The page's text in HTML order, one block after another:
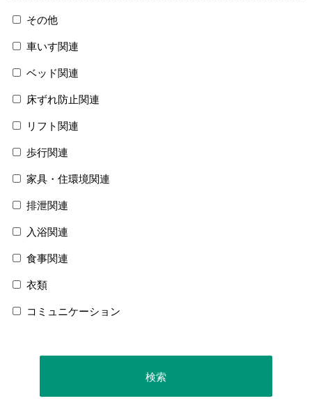
その他
車いす関連
ベッド関連
床ずれ防止関連
リフト関連
歩行関連
家具・住環境関連
排泄関連
入浴関連
食事関連
衣類
コミュニケーション